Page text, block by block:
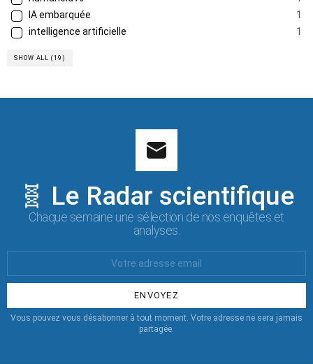
IA embarquée
1
intelligence artificielle
1
SHOW ALL (19)
🧬 Le Radar scientifique
Chaque semaine une sélection de nos enquêtes et
analyses.
:
Vous pouvez vous désabonner à tout moment. Votre adresse ne sera jamais
partagée.